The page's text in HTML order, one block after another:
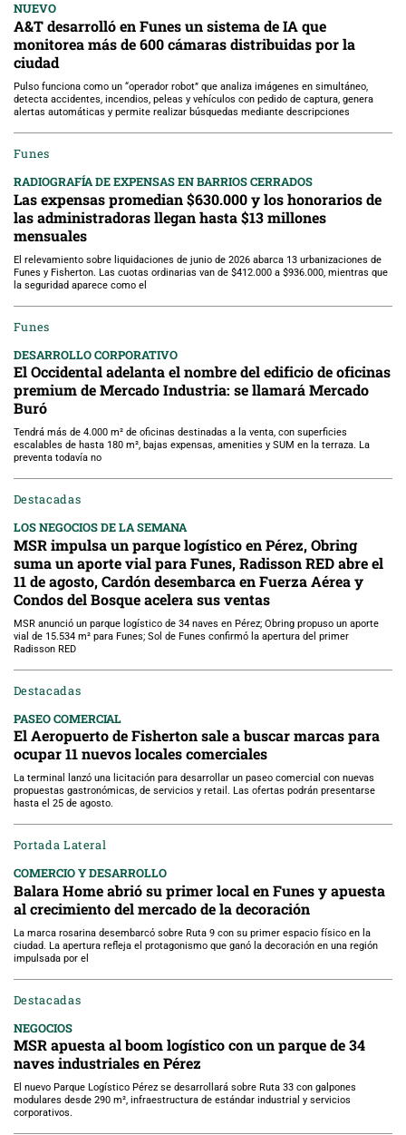
NUEVO
A&T desarrolló en Funes un sistema de IA que
monitorea más de 600 cámaras distribuidas por la
ciudad
Pulso funciona como un “operador robot” que analiza imágenes en simultáneo,
detecta accidentes, incendios, peleas y vehículos con pedido de captura, genera
alertas automáticas y permite realizar búsquedas mediante descripciones
Funes
RADIOGRAFÍA DE EXPENSAS EN BARRIOS CERRADOS
Las expensas promedian $630.000 y los honorarios de
las administradoras llegan hasta $13 millones
mensuales
El relevamiento sobre liquidaciones de junio de 2026 abarca 13 urbanizaciones de
Funes y Fisherton. Las cuotas ordinarias van de $412.000 a $936.000, mientras que
la seguridad aparece como el
Funes
DESARROLLO CORPORATIVO
El Occidental adelanta el nombre del edificio de oficinas
premium de Mercado Industria: se llamará Mercado
Buró
Tendrá más de 4.000 m² de oficinas destinadas a la venta, con superficies
escalables de hasta 180 m², bajas expensas, amenities y SUM en la terraza. La
preventa todavía no
Destacadas
LOS NEGOCIOS DE LA SEMANA
MSR impulsa un parque logístico en Pérez, Obring
suma un aporte vial para Funes, Radisson RED abre el
11 de agosto, Cardón desembarca en Fuerza Aérea y
Condos del Bosque acelera sus ventas
MSR anunció un parque logístico de 34 naves en Pérez; Obring propuso un aporte
vial de 15.534 m² para Funes; Sol de Funes confirmó la apertura del primer
Radisson RED
Destacadas
PASEO COMERCIAL
El Aeropuerto de Fisherton sale a buscar marcas para
ocupar 11 nuevos locales comerciales
La terminal lanzó una licitación para desarrollar un paseo comercial con nuevas
propuestas gastronómicas, de servicios y retail. Las ofertas podrán presentarse
hasta el 25 de agosto.
Portada Lateral
COMERCIO Y DESARROLLO
Balara Home abrió su primer local en Funes y apuesta
al crecimiento del mercado de la decoración
La marca rosarina desembarcó sobre Ruta 9 con su primer espacio físico en la
ciudad. La apertura refleja el protagonismo que ganó la decoración en una región
impulsada por el
Destacadas
NEGOCIOS
MSR apuesta al boom logístico con un parque de 34
naves industriales en Pérez
El nuevo Parque Logístico Pérez se desarrollará sobre Ruta 33 con galpones
modulares desde 290 m², infraestructura de estándar industrial y servicios
corporativos.